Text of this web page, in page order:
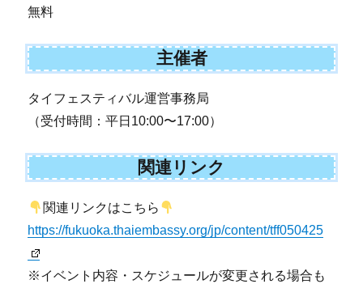
無料
主催者
タイフェスティバル運営事務局
（受付時間：平日10:00〜17:00）
関連リンク
関連リンクはこちら
https://fukuoka.thaiembassy.org/jp/content/tff050425
※イベント内容・スケジュールが変更される場合も